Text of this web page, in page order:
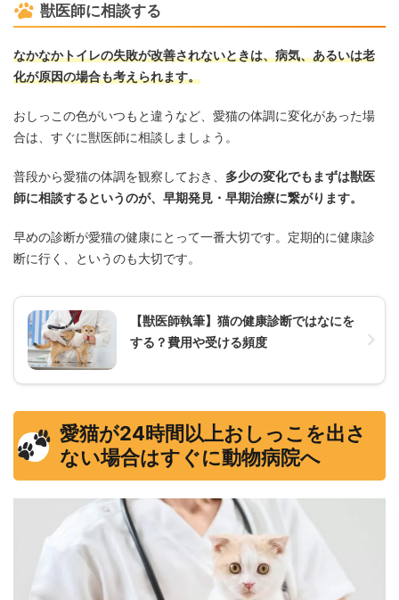
獣医師に相談する
なかなかトイレの失敗が改善されないときは、病気、あるいは老
化が原因の場合も考えられます。
おしっこの色がいつもと違うなど、愛猫の体調に変化があった場
合は、すぐに獣医師に相談しましょう。
普段から愛猫の体調を観察しておき、 多少の変化でもまずは獣医
師に相談するというのが、早期発見・早期治療に繋がります。
早めの診断が愛猫の健康にとって一番大切です。定期的に健康診
断に行く、というのも大切です。
【獣医師執筆】猫の健康診断ではなにを
する？費用や受ける頻度
愛猫が24時間以上おしっこを出さ
ない場合はすぐに動物病院へ